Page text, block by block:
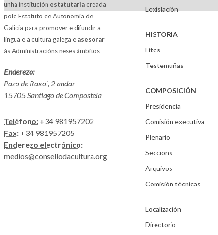
unha institución estatutariacreada
polo Estatuto de Autonomía de
Galicia para promover e difundir a
lingua e a cultura galega e asesorar
ás Administracións neses ámbitos
Enderezo:
Pazo de Raxoi, 2 andar
15705 Santiago de Compostela
Teléfono: +34 981957202
Fax: +34 981957205
Enderezo electrónico:
medios@consellodacultura.org
Lexislación
HISTORIA
Fitos
Testemuñas
COMPOSICIÓN
Presidencia
Comisión executiva
Plenario
Seccións
Arquivos
Comisión técnicas
Localización
Directorio